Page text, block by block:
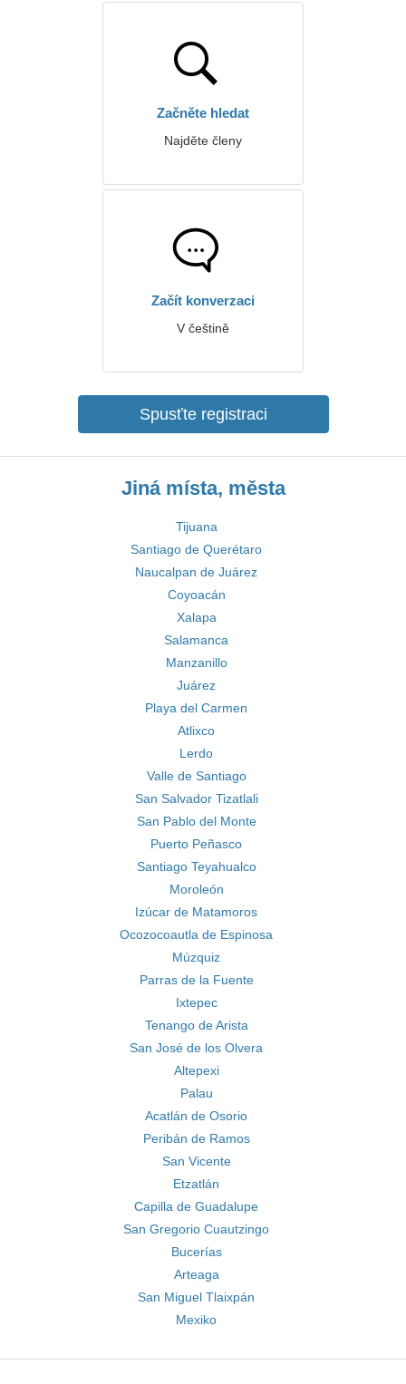
Začněte hledat
Najděte členy
Začít konverzaci
V češtině
Spusťte registraci
Jiná místa, města
Tijuana
Santiago de Querétaro
Naucalpan de Juárez
Coyoacán
Xalapa
Salamanca
Manzanillo
Juárez
Playa del Carmen
Atlixco
Lerdo
Valle de Santiago
San Salvador Tizatlali
San Pablo del Monte
Puerto Peñasco
Santiago Teyahualco
Moroleón
Izúcar de Matamoros
Ocozocoautla de Espinosa
Múzquiz
Parras de la Fuente
Ixtepec
Tenango de Arista
San José de los Olvera
Altepexi
Palau
Acatlán de Osorio
Peribán de Ramos
San Vicente
Etzatlán
Capilla de Guadalupe
San Gregorio Cuautzingo
Bucerías
Arteaga
San Miguel Tlaixpán
Mexiko